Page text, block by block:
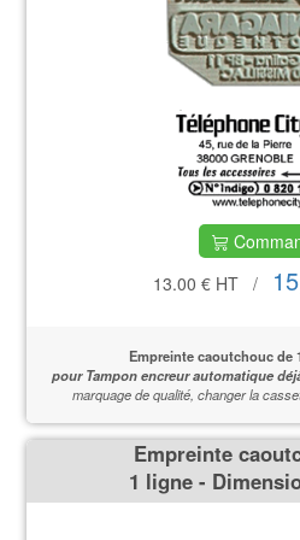
13.00 € HT /
Empreinte caoutchouc de
pour Tampon encreur automatique
marquage de qualité, changer la
Empreinte
1 ligne -